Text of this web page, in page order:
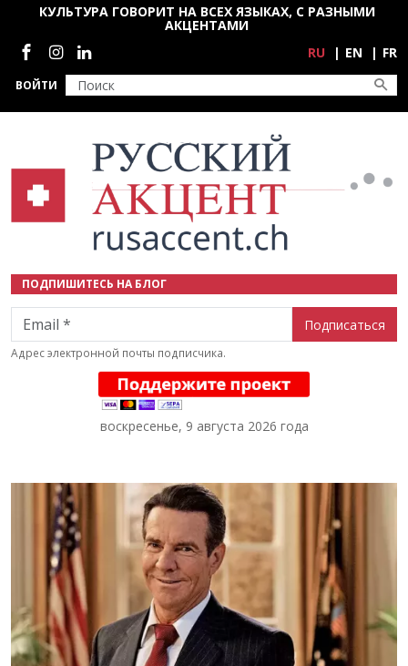
Перейти к основному содержанию
ВОЙТИ
КУЛЬТУРА ГОВОРИТ НА ВСЕХ ЯЗЫКАХ, С РАЗНЫМИ
АКЦЕНТАМИ
Социальные сети
RU EN FR
ПОДПИШИТЕСЬ НА БЛОГ
Email
Адрес электронной почты подписчика.
воскресенье, 9 августа 2026 года